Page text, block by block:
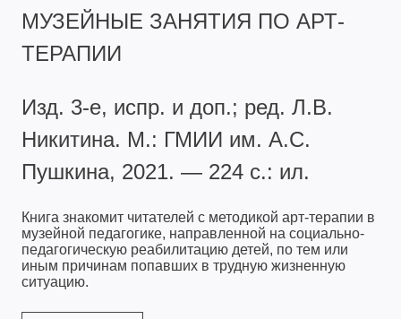
МУЗЕЙНЫЕ ЗАНЯТИЯ ПО АРТ-
ТЕРАПИИ
Изд. 3-е, испр. и доп.; ред. Л.В.
Никитина. М.: ГМИИ им. А.С.
Пушкина, 2021. — 224 с.: ил.
Книга знакомит читателей с методикой арт-терапии в
музейной педагогике, направленной на социально-
педагогическую реабилитацию детей, по тем или
иным причинам попавших в трудную жизненную
ситуацию.